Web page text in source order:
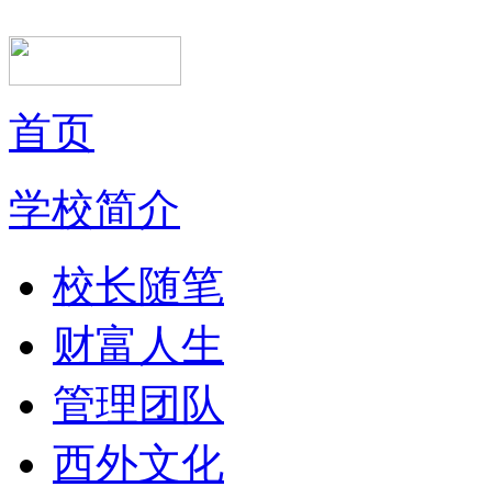
首页
学校简介
校长随笔
财富人生
管理团队
西外文化